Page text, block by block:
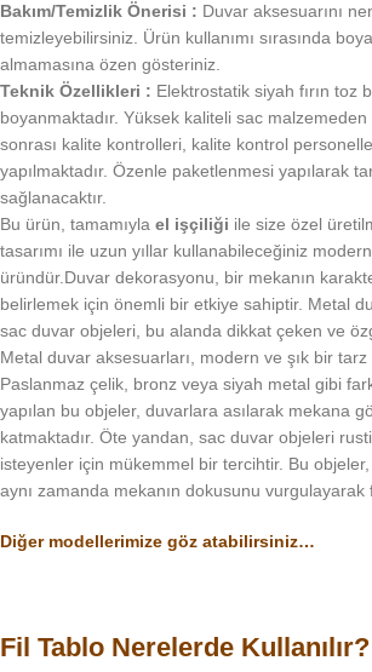
Bakım/Temizlik Önerisi : Duvar aksesuarını
temizleyebilirsiniz. Ürün kullanımı sırasında
almamasına özen gösteriniz.
Teknik Özellikleri : Elektrostatik siyah fırın toz
boyanmaktadır. Yüksek kaliteli sac
sonrası kalite kontrolleri, kalite kontrol
yapılmaktadır. Özenle paketlenmesi yapılarak
sağlanacaktır.
Bu ürün, tamamıyla el işçiliği ile size özel
tasarımı ile uzun yıllar kullanabileceğiniz
üründür.Duvar dekorasyonu, bir mekanın
belirlemek için önemli bir etkiye sahiptir. Metal
sac duvar objeleri, bu alanda dikkat çeken ve
Metal duvar aksesuarları, modern ve şık bir
Paslanmaz çelik, bronz veya siyah metal gibi
yapılan bu objeler, duvarlara asılarak mekana
katmaktadır. Öte yandan, sac duvar objeleri
isteyenler için mükemmel bir tercihtir. Bu
aynı zamanda mekanın dokusunu vurgulayarak
Diğer modellerimize göz atabilirsiniz…
Fil Tablo Nerelerde Kullanılır?